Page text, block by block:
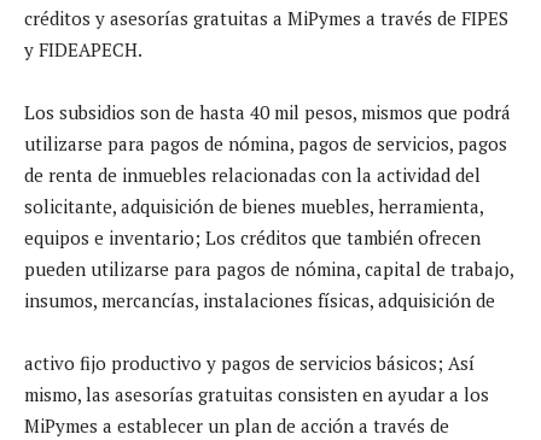
créditos y asesorías gratuitas a MiPymes a través de FIPES
y FIDEAPECH.
Los subsidios son de hasta 40 mil pesos, mismos que podrá
utilizarse para pagos de nómina, pagos de servicios, pagos
de renta de inmuebles relacionadas con la actividad del
solicitante, adquisición de bienes muebles, herramienta,
equipos e inventario; Los créditos que también ofrecen
pueden utilizarse para pagos de nómina, capital de trabajo,
insumos, mercancías, instalaciones físicas, adquisición de
activo fijo productivo y pagos de servicios básicos; Así
mismo, las asesorías gratuitas consisten en ayudar a los
MiPymes a establecer un plan de acción a través de